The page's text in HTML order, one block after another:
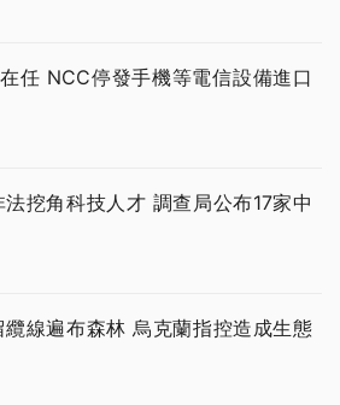
任 NCC停發手機等電信設備進口
挖角科技人才 調查局公布17家中
線遍布森林 烏克蘭指控造成生態